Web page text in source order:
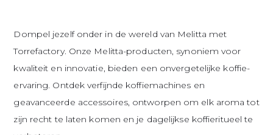
Dompel jezelf onder in de wereld van Melitta met
Torrefactory. Onze Melitta-producten, synoniem voor
kwaliteit en innovatie, bieden een onvergetelijke koffie-
ervaring. Ontdek verfijnde koffiemachines en
geavanceerde accessoires, ontworpen om elk aroma tot
zijn recht te laten komen en je dagelijkse koffieritueel te